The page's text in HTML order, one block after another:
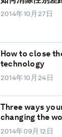
2014年10月27日
How to close
technology
2014年10月24日
Three ways
changing the
2014年09月12日